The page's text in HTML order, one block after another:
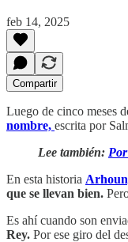
feb 14, 2025
Compartir
Luego de cinco meses
nombre, escrita por
Lee también:
En esta historia
que se llevan bien.
Es ahí cuando son
Rey. Por ese giro del